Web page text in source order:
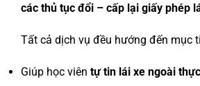
các thủ tục đổi – cấp lại giấy phép
Tất cả dịch vụ đều hướng đến mục
Giúp học viên tự tin lái xe ngoài